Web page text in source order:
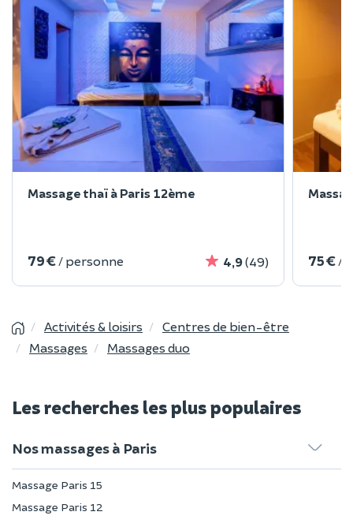
Massage thaï à Paris 12ème
79 € / personne 4,9(49) 75 € /
Activités & loisirs
Centres de bien-être
Massages
Massages duo
Les recherches les plus populaires
Nos massages à Paris
Massage Paris 15
Massage Paris 12